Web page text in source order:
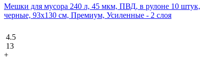
Мешки для мусора 240 л, 45 мкм, ПВД, в рулоне 10 штук,
черные, 93x130 см, Премиум, Усиленные - 2 слоя
4.5
13
+